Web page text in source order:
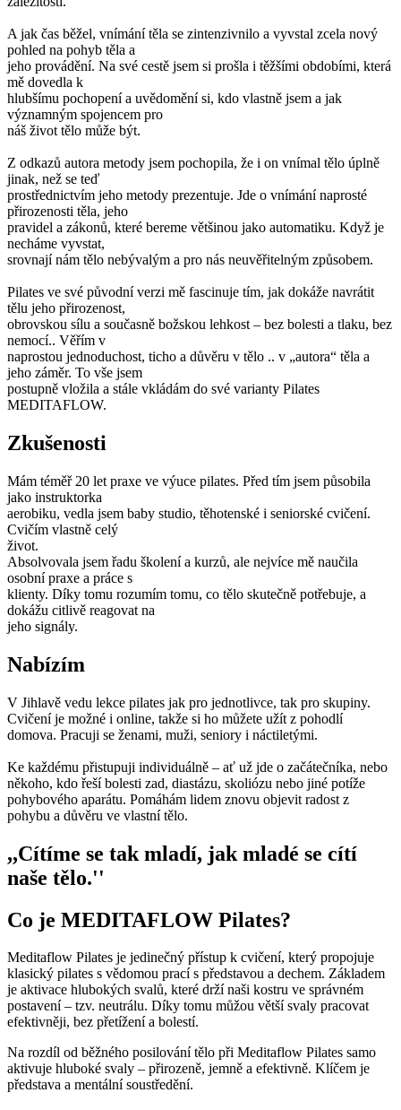
A jak čas běžel, vnímání těla se zintenzivnilo a vyvstal zcela nový
pohled na pohyb těla a
jeho provádění. Na své cestě jsem si prošla i těžšími obdobími, která
mě dovedla k
hlubšímu pochopení a uvědomění si, kdo vlastně jsem a jak
významným spojencem pro
náš život tělo může být.
Z odkazů autora metody jsem pochopila, že i on vnímal tělo úplně
jinak, než se teď
prostřednictvím jeho metody prezentuje. Jde o vnímání naprosté
přirozenosti těla, jeho
pravidel a zákonů, které bereme většinou jako automatiku. Když je
necháme vyvstat,
srovnají nám tělo nebývalým a pro nás neuvěřitelným způsobem.
Pilates ve své původní verzi mě fascinuje tím, jak dokáže navrátit
tělu jeho přirozenost,
obrovskou sílu a současně božskou lehkost – bez bolesti a tlaku, bez
nemocí.. Věřím v
naprostou jednoduchost, ticho a důvěru v tělo .. v „autora“ těla a
jeho záměr. To vše jsem
postupně vložila a stále vkládám do své varianty Pilates
MEDITAFLOW.
Zkušenosti
Mám téměř 20 let praxe ve výuce pilates. Před tím jsem působila
jako instruktorka
aerobiku, vedla jsem baby studio, těhotenské i seniorské cvičení.
Cvičím vlastně celý
život.
Absolvovala jsem řadu školení a kurzů, ale nejvíce mě naučila
osobní praxe a práce s
klienty. Díky tomu rozumím tomu, co tělo skutečně potřebuje, a
dokážu citlivě reagovat na
jeho signály.
Nabízím
V Jihlavě vedu lekce pilates jak pro jednotlivce, tak pro skupiny.
Cvičení je možné i online, takže si ho můžete užít z pohodlí
domova. Pracuji se ženami, muži, seniory i náctiletými.
Ke každému přistupuji individuálně – ať už jde o začátečníka, nebo
někoho, kdo řeší bolesti zad, diastázu, skoliózu nebo jiné potíže
pohybového aparátu. Pomáhám lidem znovu objevit radost z
pohybu a důvěru ve vlastní tělo.
,,Cítíme se tak mladí, jak mladé se cítí
naše tělo.''
Co je MEDITAFLOW Pilates?
Meditaflow Pilates je jedinečný přístup k cvičení, který propojuje
klasický pilates s vědomou prací s představou a dechem. Základem
je aktivace hlubokých svalů, které drží naši kostru ve správném
postavení – tzv. neutrálu. Díky tomu můžou větší svaly pracovat
efektivněji, bez přetížení a bolestí.
Na rozdíl od běžného posilování tělo při Meditaflow Pilates samo
aktivuje hluboké svaly – přirozeně, jemně a efektivně. Klíčem je
představa a mentální soustředění.